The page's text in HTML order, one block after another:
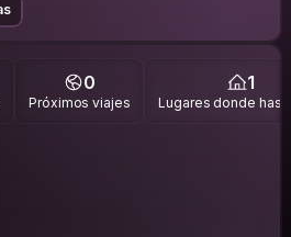
0
Próximos viajes
1
Lugares donde has